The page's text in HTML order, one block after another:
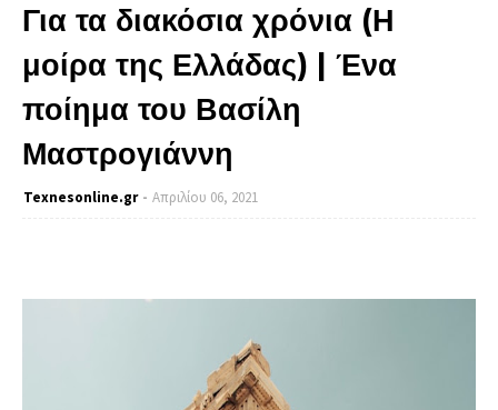
Για τα διακόσια χρόνια (Η
μοίρα της Ελλάδας) | Ένα
ποίημα του Βασίλη
Μαστρογιάννη
Texnesοnline.gr Απριλίου 06, 2021